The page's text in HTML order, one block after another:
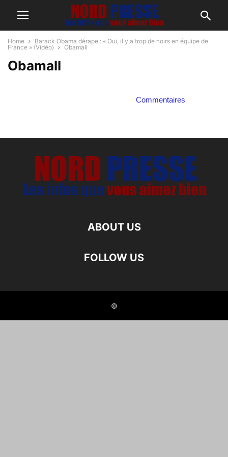
Home
Barack Obama dérape : « Oui, il y a trop de noirs en équipe de
France » (Vidéo)
ObamaII
ObamaII
Commentaires
ABOUT US
FOLLOW US
©